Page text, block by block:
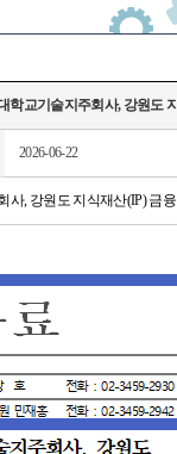
교기술지주회사, 강원도
2026-06-22
, 강원도 지식재산(IP) 금